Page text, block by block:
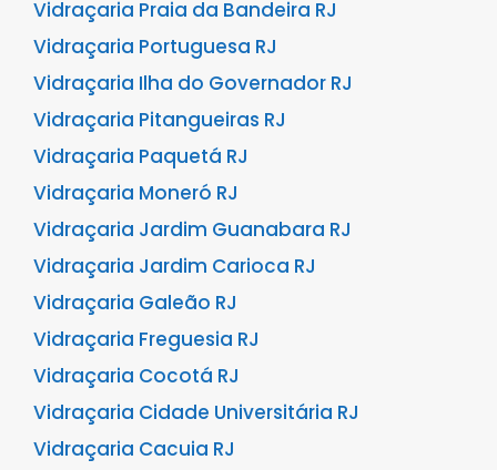
Vidraçaria Praia da Bandeira RJ
Vidraçaria Portuguesa RJ
Vidraçaria Ilha do Governador RJ
Vidraçaria Pitangueiras RJ
Vidraçaria Paquetá RJ
Vidraçaria Moneró RJ
Vidraçaria Jardim Guanabara RJ
Vidraçaria Jardim Carioca RJ
Vidraçaria Galeão RJ
Vidraçaria Freguesia RJ
Vidraçaria Cocotá RJ
Vidraçaria Cidade Universitária RJ
Vidraçaria Cacuia RJ